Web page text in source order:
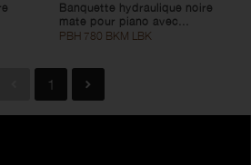
Banquette hydraulique noire
mate pour piano avec...
PBH 780 BKM LBK
1